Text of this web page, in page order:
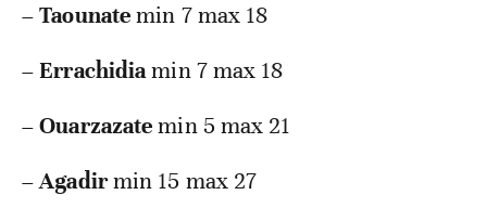
–Taounatemin 7 max 18
–Errachidiamin 7 max 18
–Ouarzazatemin 5 max 21
–Agadirmin 15 max 27